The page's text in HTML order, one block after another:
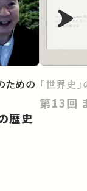
ための
歴史
「世界史